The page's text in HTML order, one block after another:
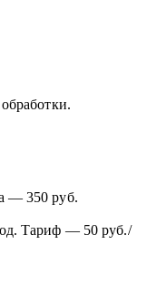
— 350 руб.
Тариф — 50 руб./